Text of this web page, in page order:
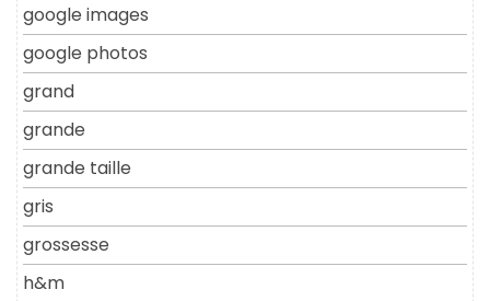
google images
google photos
grand
grande
grande taille
gris
grossesse
h&m